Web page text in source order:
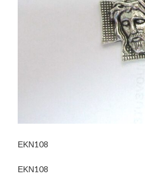
ΕΚΝ108
ΕΚΝ108